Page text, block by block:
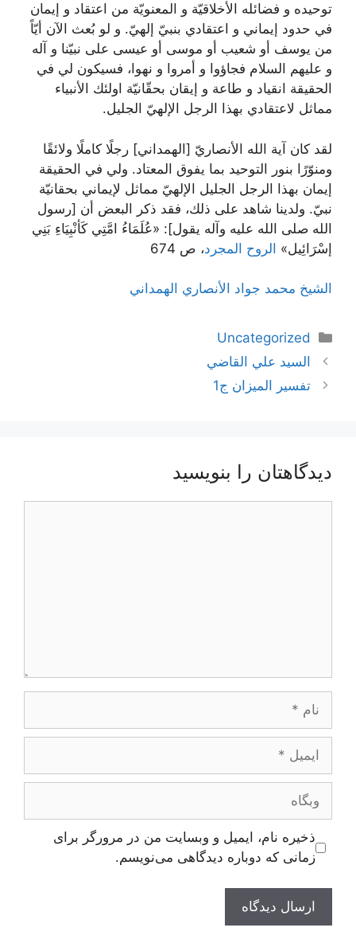
توحيده و فضائله الأخلاقيّة و المعنويّة من اعتقاد و إيمان
في حدود إيماني و اعتقادي بنبيّ إلهيّ. و لو بُعث الآن أيّاً
من يوسف أو شعيب أو موسى أو عيسى على نبيّنا و آله
و عليهم السلام فجاؤوا و أمروا و نهوا، فسيكون لي في
الحقيقة انقياد و طاعة و إيقان بحقّانيّة اولئك الأنبياء
مماثل لاعتقادي بهذا الرجل الإلهيّ الجليل.
لقد كان آية الله الأنصاريّ [الهمداني] رجلًا كاملًا ولائقًا
ومنوّرًا بنور التوحيد بما يفوق المعتاد. ولي في الحقيقة
إيمان بهذا الرجل الجليل الإلهيّ مماثل لإيماني بحقانيّة
نبيّ. ولدينا شاهد على ذلك، فقد ذكر البعض أن [رسول
الله صلى الله عليه وآله يقول]: «عُلَمَاءُ امَّتِي كَأنْبِيَاءِ بَنِي
إسْرَائِيل‏» الروح المجرد، ص 674
الشيخ محمد جواد الأنصاري الهمداني
دسته‌ها
Uncategorized
ناوبری
نوشته‌ها
السيد علي القاضي
تفسير الميزان ج1
دیدگاهتان را بنویسید
ایمیل
وبگاه
ذخیره نام، ایمیل و وبسایت من در مرورگر برای
زمانی که دوباره دیدگاهی می‌نویسم.